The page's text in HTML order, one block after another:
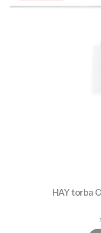
HAY torba